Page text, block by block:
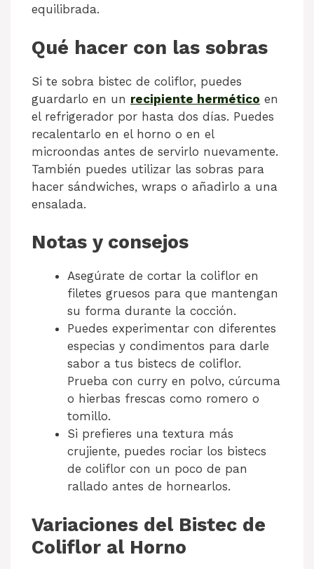
equilibrada.
Qué hacer con las sobras
Si te sobra bistec de coliflor, puedes
guardarlo en un recipiente hermético en
el refrigerador por hasta dos días. Puedes
recalentarlo en el horno o en el
microondas antes de servirlo nuevamente.
También puedes utilizar las sobras para
hacer sándwiches, wraps o añadirlo a una
ensalada.
Notas y consejos
Asegúrate de cortar la coliflor en
filetes gruesos para que mantengan
su forma durante la cocción.
Puedes experimentar con diferentes
especias y condimentos para darle
sabor a tus bistecs de coliflor.
Prueba con curry en polvo, cúrcuma
o hierbas frescas como romero o
tomillo.
Si prefieres una textura más
crujiente, puedes rociar los bistecs
de coliflor con un poco de pan
rallado antes de hornearlos.
Variaciones del Bistec de
Coliflor al Horno